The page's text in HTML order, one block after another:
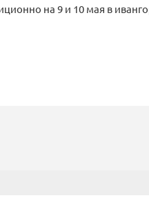
на 9 и 10 мая в